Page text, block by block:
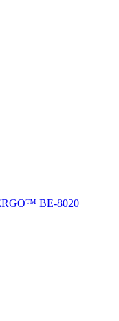
BE-8020